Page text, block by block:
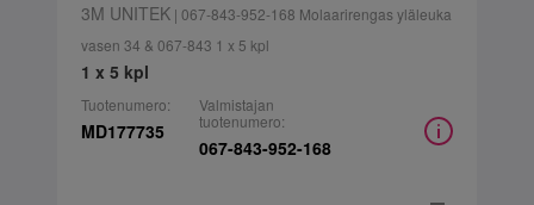
3M UNITEK| 067-843-952-168 Molaarirengas yläleuka
vasen 34 & 067-843 1 x 5 kpl
1 x 5 kpl
Tuotenumero:
MD177735
Valmistajan
tuotenumero:
067-843-952-168